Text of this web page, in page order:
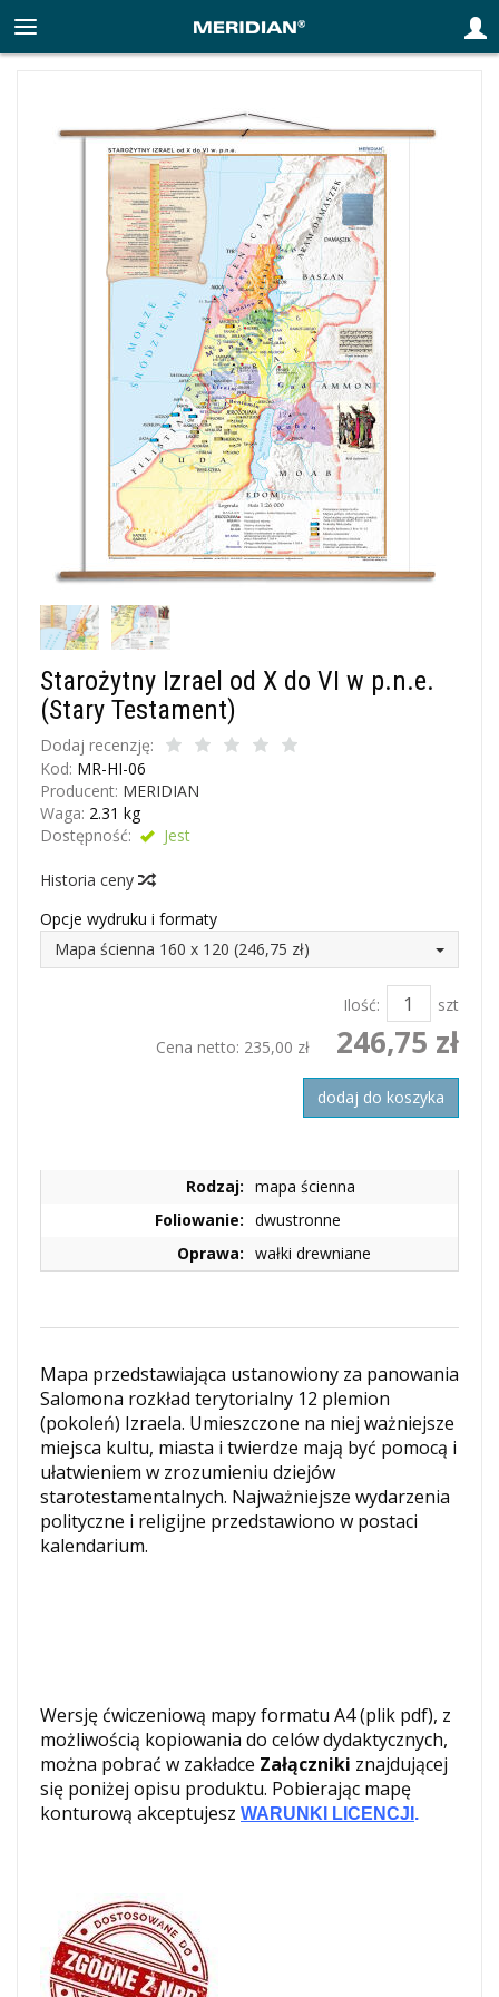
Starożytny Izrael od X do VI w p.n.e.
(Stary Testament)
Dodaj recenzję:
Kod: MR-HI-06
Producent: MERIDIAN
Waga: 2.31 kg
Dostępność:
Jest
Historia ceny
Opcje wydruku i formaty
Mapa ścienna 160 x 120 (246,75 zł)
Ilość:
szt
Cena netto: 235,00 zł 246,75 zł
dodaj do koszyka
Rodzaj: mapa ścienna
Foliowanie: dwustronne
Oprawa: wałki drewniane
Mapa przedstawiająca ustanowiony za panowania
Salomona rozkład terytorialny 12 plemion
(pokoleń) Izraela. Umieszczone na niej ważniejsze
miejsca kultu, miasta i twierdze mają być pomocą i
ułatwieniem w zrozumieniu dziejów
starotestamentalnych. Najważniejsze wydarzenia
polityczne i religijne przedstawiono w postaci
kalendarium.
Wersję ćwiczeniową mapy formatu A4 (plik pdf), z
możliwością kopiowania do celów dydaktycznych,
można pobrać w zakładce Załączniki znajdującej
się poniżej opisu produktu. Pobierając mapę
konturową akceptujesz WARUNKI LICENCJI .